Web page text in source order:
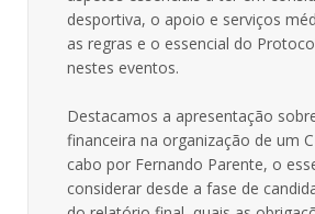
desportiva, o apoio e serviços
as regras e o essencial do
nestes eventos.
Destacamos a apresentação
financeira na organização de um
cabo por Fernando Parente, o
considerar desde a fase de